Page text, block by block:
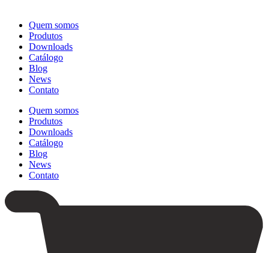
Quem somos
Produtos
Downloads
Catálogo
Blog
News
Contato
Quem somos
Produtos
Downloads
Catálogo
Blog
News
Contato